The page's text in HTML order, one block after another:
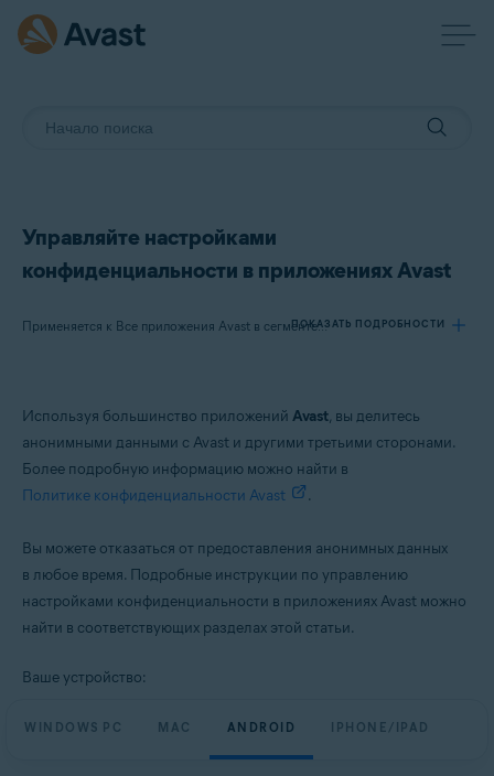
Управляйте настройками
конфиденциальности в приложениях Avast
Применяется к Все приложения Avast в сегменте потребительских решений
ПОКАЗАТЬ ПОДРОБНОСТИ
Продукты:
Все приложения Avast в сегменте потребительских решений
Используя большинство приложений Avast, вы делитесь
анонимными данными с Avast и другими третьими сторонами.
Более подробную информацию можно найти в
Политике конфиденциальности Avast
.
Вы можете отказаться от предоставления анонимных данных
в любое время. Подробные инструкции по управлению
настройками конфиденциальности в приложениях Avast можно
найти в соответствующих разделах этой статьи.
Ваше устройство:
WINDOWS PC MAC ANDROID IPHONE/IPAD